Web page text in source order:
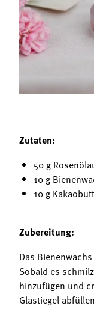
Mitgliedschaft
Landessekretariat
Bäuerliche
Zutaten:
50 g
10 g
10 g
Zubereitung:
Das
Sobald es
hinzufügen und
Glastiegel